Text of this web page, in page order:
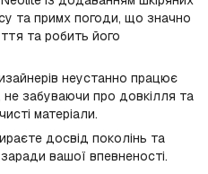
та примх погоди, що значно
та робить його
неустанно працює
забуваючи про довкілля та
матеріали.
досвід поколінь та
заради вашої впевненості.